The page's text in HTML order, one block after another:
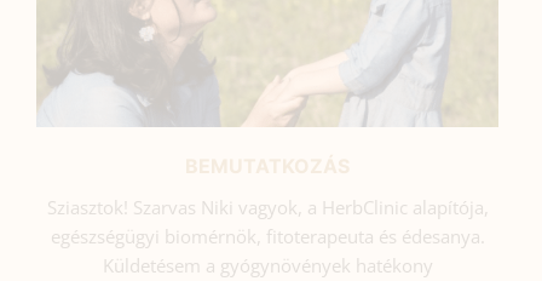
Sziasztok! Szarvas Niki vagyok, a HerbClinic alapítója,
egészségügyi biomérnök, fitoterapeuta és édesanya.
Küldetésem a gyógynövények hatékony